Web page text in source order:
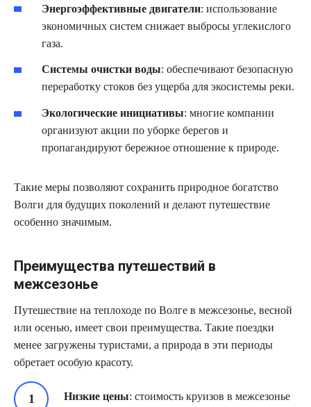
Энергоэффективные двигатели: использование
экономичных систем снижает выбросы углекислого
газа.
Системы очистки воды: обеспечивают безопасную
переработку стоков без ущерба для экосистемы реки.
Экологические инициативы: многие компании
организуют акции по уборке берегов и
пропагандируют бережное отношение к природе.
Такие меры позволяют сохранить природное богатство
Волги для будущих поколений и делают путешествие
особенно значимым.
Преимущества путешествий в
межсезонье
Путешествие на теплоходе по Волге в межсезонье, весной
или осенью, имеет свои преимущества. Такие поездки
менее загружены туристами, а природа в эти периоды
обретает особую красоту.
Низкие цены: стоимость круизов в межсезонье